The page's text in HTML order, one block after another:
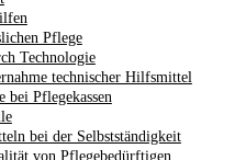
Pflege
Technologie
technischer Hilfsmittel
bei Pflegekassen
bei der Selbstständigkeit
von Pflegebedürftigen